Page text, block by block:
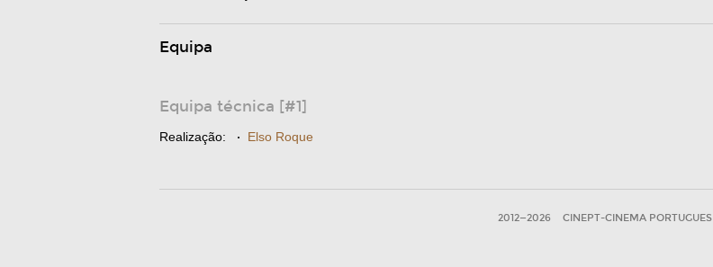
Equipa
Equipa técnica [#1]
Realização: · Elso Roque
2012—2026 CINEPT-CINEMA PORTUGUES